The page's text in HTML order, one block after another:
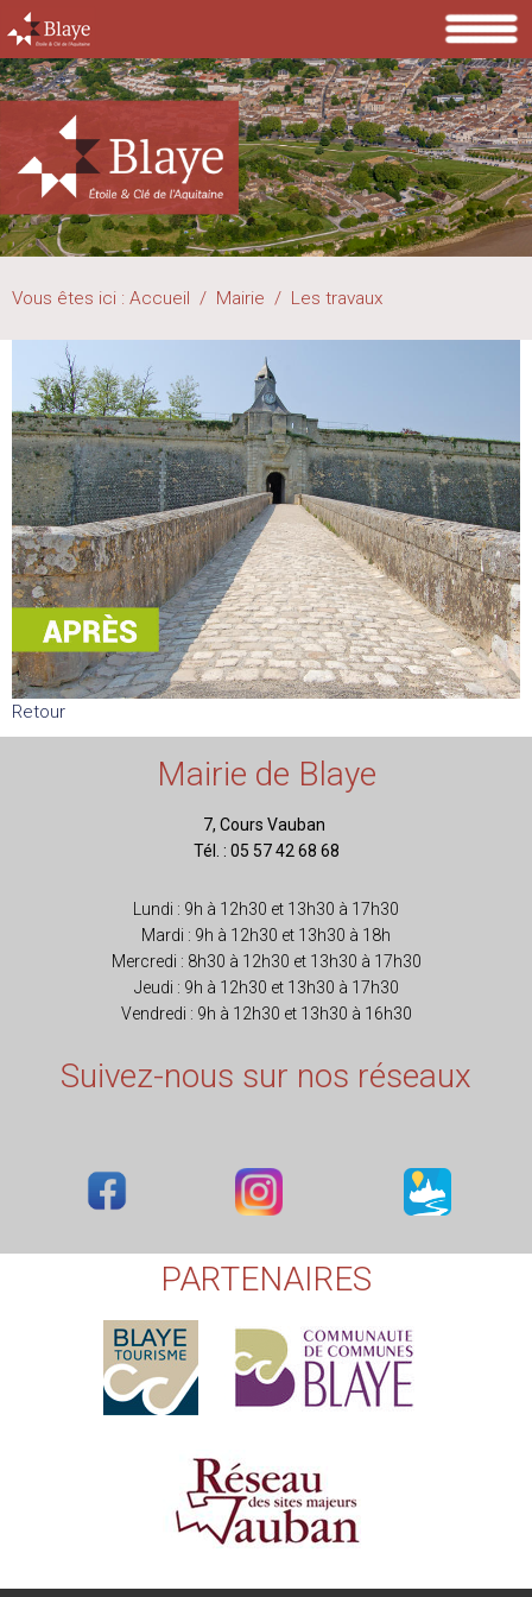
Vous êtes ici : Accueil / Mairie / Les travaux
Retour
Mairie de Blaye
7, Cours Vauban
Tél. : 05 57 42 68 68
Lundi : 9h à 12h30 et 13h30 à 17h30
Mardi : 9h à 12h30 et 13h30 à 18h
Mercredi : 8h30 à 12h30 et 13h30 à 17h30
Jeudi : 9h à 12h30 et 13h30 à 17h30
Vendredi : 9h à 12h30 et 13h30 à 16h30
Suivez-nous sur nos réseaux
PARTENAIRES